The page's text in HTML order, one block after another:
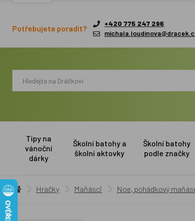
Potřebujete poradit?
+420 775 247 296
Tipy na
vánoční
dárky
Školní batohy a
školní aktovky
Školní batohy
podle značky
Hračky Maňásci Noe, pohádkový